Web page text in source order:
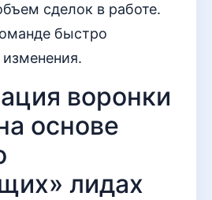
сделок в работе.
быстро
изменения.
воронки
основе
лидах